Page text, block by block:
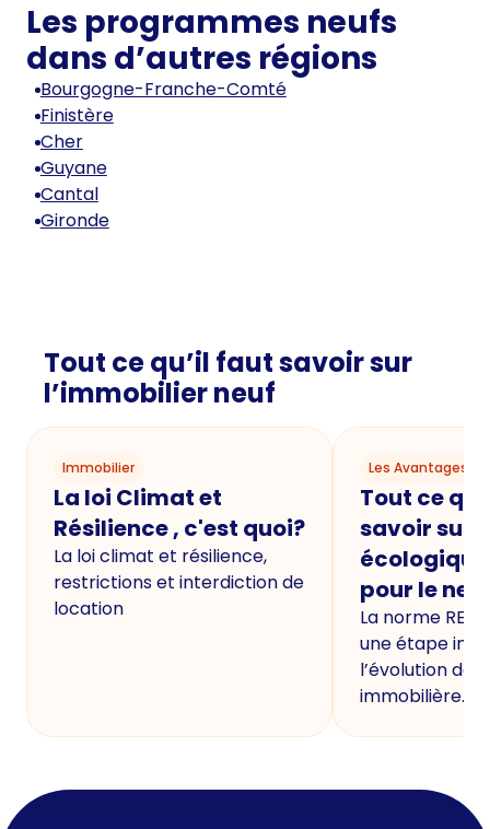
Les programmes neufs
dans d’autres régions
Bourgogne-Franche-Comté
Finistère
Cher
Guyane
Cantal
Gironde
Tout ce qu’il faut savoir sur
l’immobilier neuf
Immobilier
La loi Climat et
Résilience , c'est quoi?
La loi climat et résilience,
restrictions et interdiction de
location
Les Avantages
Tout ce
savoir sur
écologique
pour le
La norme
une étape
l’évolution de
immobilière.